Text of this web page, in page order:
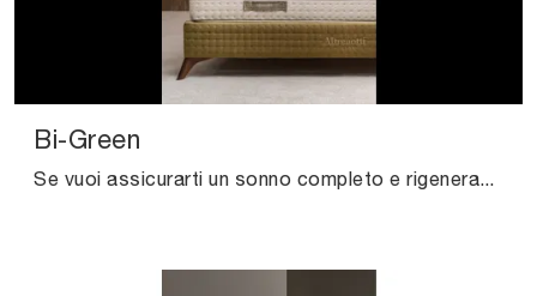
Bi-Green
Se vuoi assicurarti un sonno completo e rigenerante, scopri i Materassi in lattice matrimoniali come il modello Bi-Green Altrenotti.